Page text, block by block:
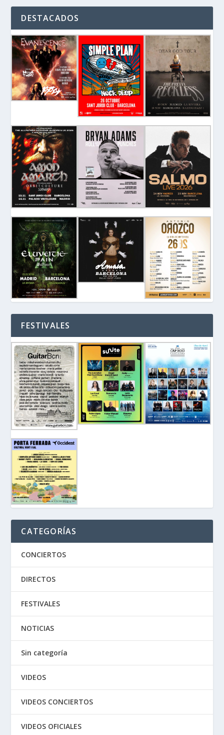
DESTACADOS
FESTIVALES
CATEGORÍAS
CONCIERTOS
DIRECTOS
FESTIVALES
NOTICIAS
Sin categoría
VIDEOS
VIDEOS CONCIERTOS
VIDEOS OFICIALES